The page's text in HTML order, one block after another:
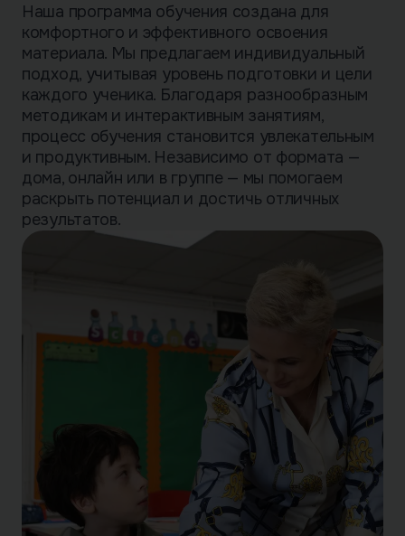
Наша программа обучения создана для
комфортного и эффективного освоения
материала. Мы предлагаем индивидуальный
подход, учитывая уровень подготовки и цели
каждого ученика. Благодаря разнообразным
методикам и интерактивным занятиям,
процесс обучения становится увлекательным
и продуктивным. Независимо от формата —
дома, онлайн или в группе — мы помогаем
раскрыть потенциал и достичь отличных
результатов.